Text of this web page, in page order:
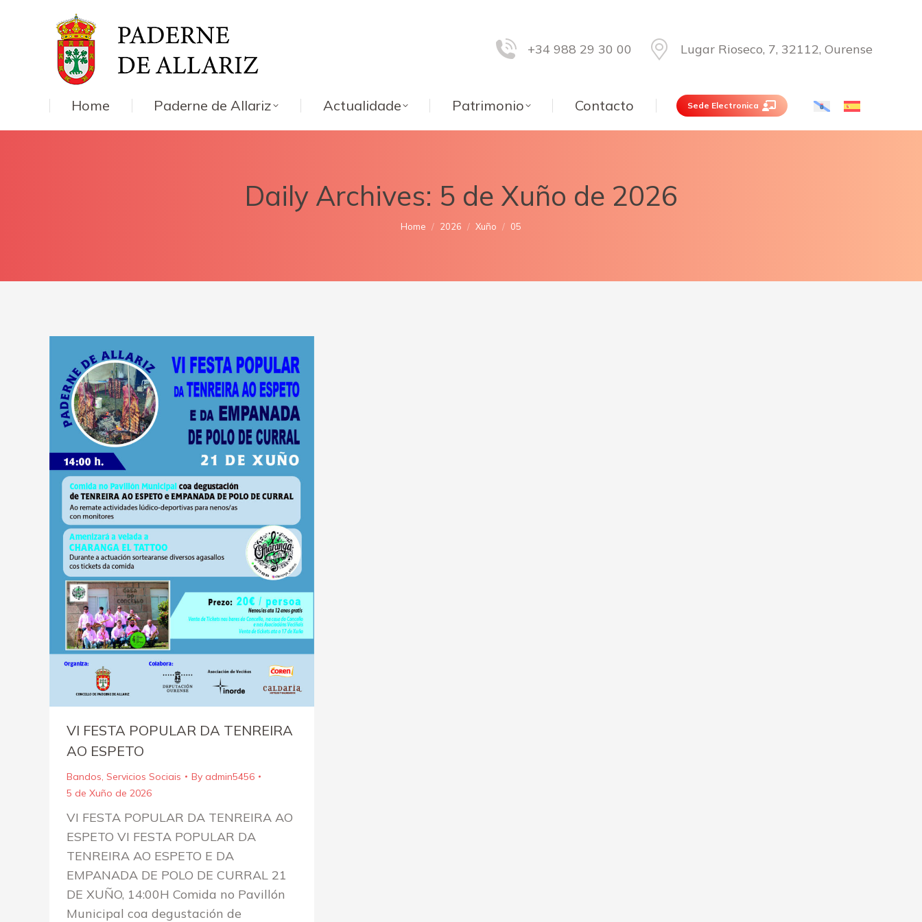
+34 988 29 30 00 Lugar Rioseco, 7, 32112, Ourense
Home Paderne de Allariz Actualidade Patrimonio Contacto Sede Electronica
Daily Archives: 5 de Xuño de 2026
You are here:
Home 2026 Xuño 05
VI FESTA POPULAR DA TENREIRA
AO ESPETO
Bandos, Servicios Sociais By admin5456
5 de Xuño de 2026
VI FESTA POPULAR DA TENREIRA AO
ESPETO VI FESTA POPULAR DA
TENREIRA AO ESPETO E DA
EMPANADA DE POLO DE CURRAL 21
DE XUÑO, 14:00H Comida no Pavillón
Municipal coa degustación de